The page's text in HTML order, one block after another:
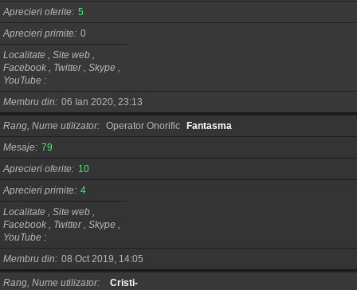
Aprecieri oferite 5
Aprecieri primite 0
Localitate , Site web ,
Facebook , Twitter , Skype ,
YouTube
Membru din
06 Ian 2020, 23:13
Rang, Nume utilizator Operator Onorific Fantasma
Mesaje 79
Aprecieri oferite
10
Aprecieri primite 4
Localitate , Site web ,
Facebook , Twitter , Skype ,
YouTube
Membru din
08 Oct 2019, 14:05
Rang, Nume utilizator
Cristi-